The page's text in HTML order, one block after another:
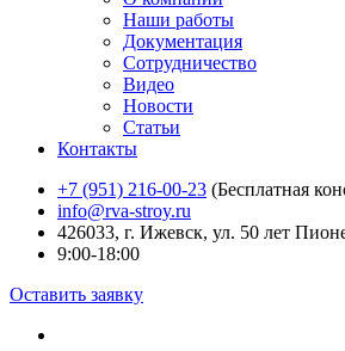
Наши работы
Документация
Сотрудничество
Видео
Новости
Статьи
Контакты
+7 (951) 216-00-23 (Бесплатная
info@rva-stroy.ru
426033, г. Ижевск, ул. 50 лет
9:00-18:00
Оставить заявку